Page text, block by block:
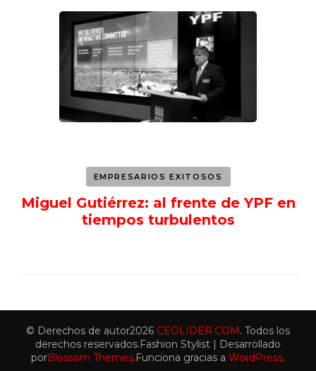
EMPRESARIOS EXITOSOS
Miguel Gutiérrez: al frente de YPF en
tiempos turbulentos
© Derechos de autor2026 CEOLIDER.COM. Todos los
derechos reservados.Fashion Stylist | Desarrollado
porBlossom Themes.Funciona gracias a WordPress.